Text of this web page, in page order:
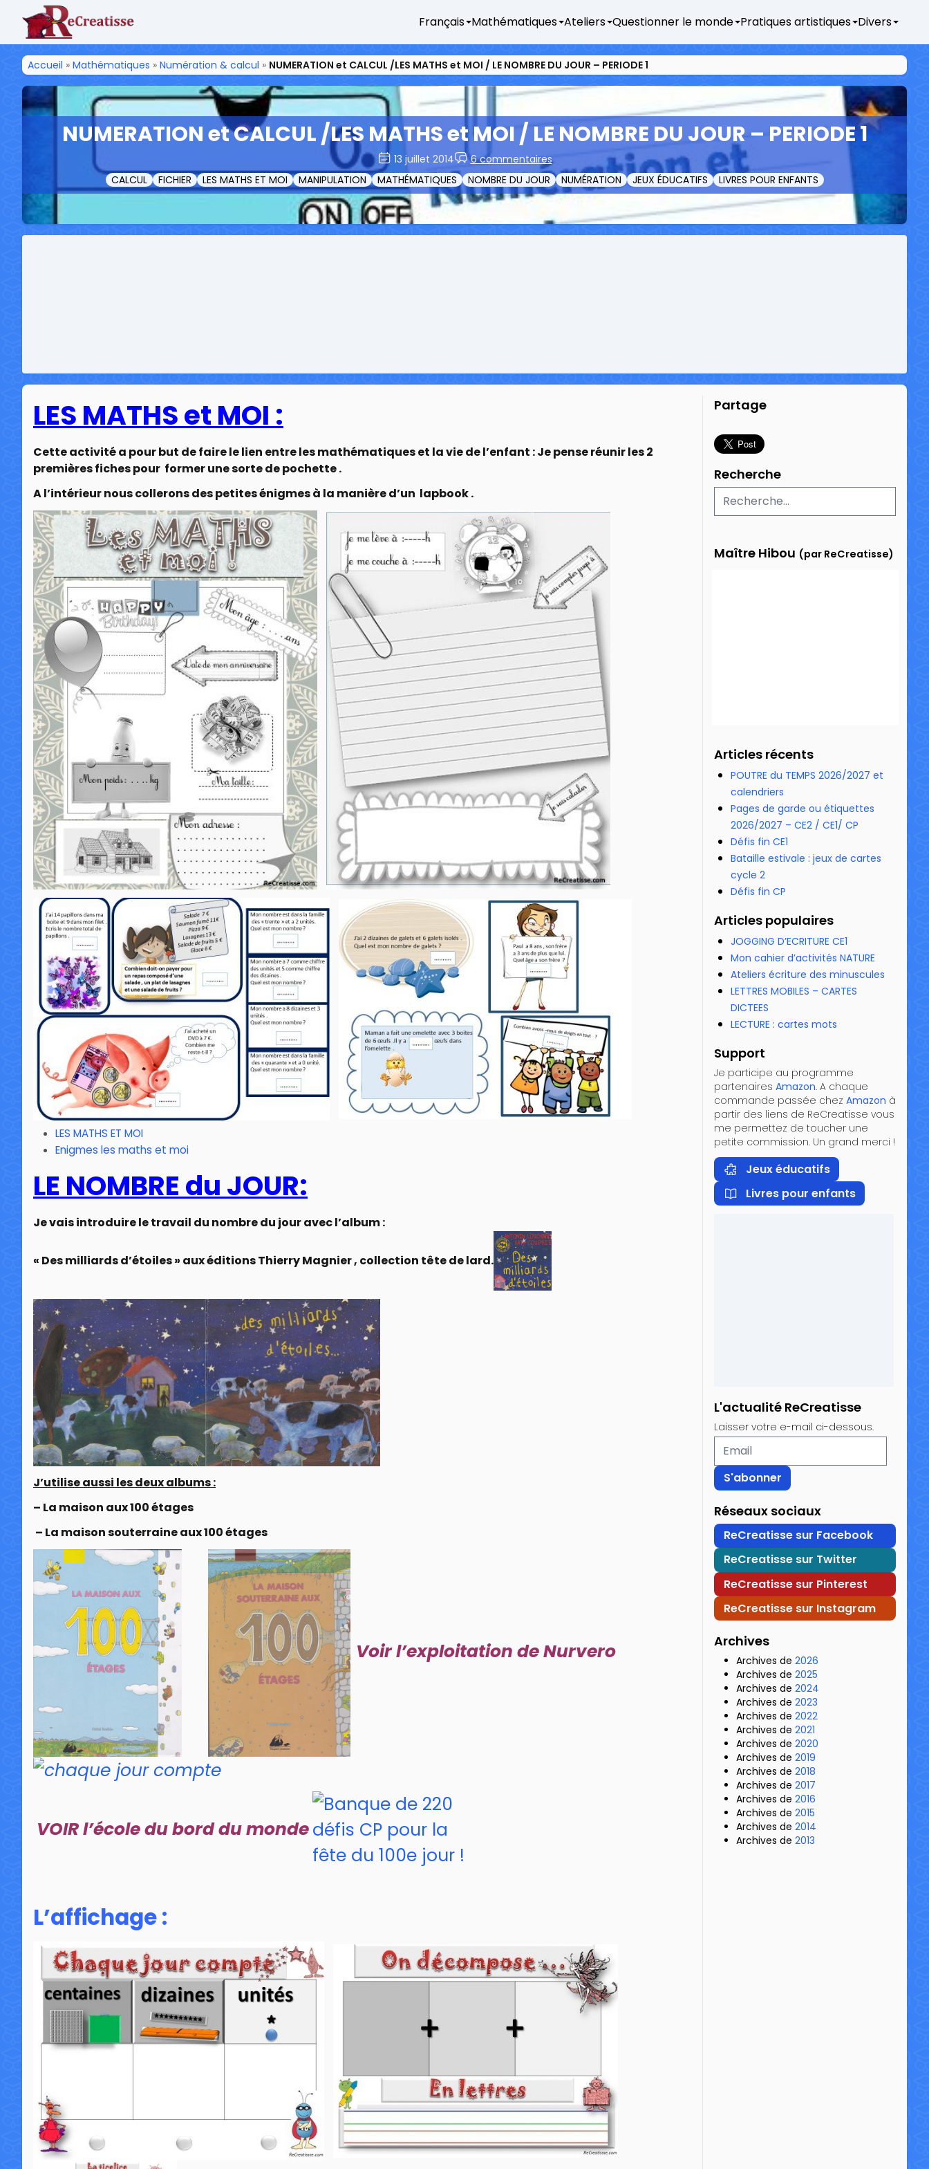
ReCreatisse
Français Mathématiques Ateliers Questionner le monde Pratiques artistiques Divers
Accueil » Mathématiques » Numération & calcul » NUMERATION et CALCUL /LES MATHS et MOI / LE NOMBRE DU JOUR – PERIODE 1
NUMERATION et CALCUL /LES MATHS et MOI / LE NOMBRE DU JOUR – PERIODE 1
13 juillet 2014
6 commentaires
CALCUL
FICHIER LES MATHS ET MOI MANIPULATION MATHÉMATIQUES NOMBRE DU JOUR NUMÉRATION JEUX ÉDUCATIFS LIVRES POUR ENFANTS
LES MATHS et MOI :
Cette activité a pour but de faire le lien entre les mathématiques et la vie de l’enfant : Je pense réunir les 2
premières fiches pour former une sorte de pochette .
A l’intérieur nous collerons des petites énigmes à la manière d’un lapbook .
LES MATHS ET MOI
Enigmes les maths et moi
LE NOMBRE du JOUR:
Je vais introduire le travail du nombre du jour avec l’album :
« Des milliards d’étoiles » aux éditions Thierry Magnier , collection tête de lard.
J’utilise aussi les deux albums :
– La maison aux 100 étages
– La maison souterraine aux 100 étages
Voir l’exploitation de Nurvero
VOIR l’école du bord du monde
L’affichage :
Partage
Recherche
Maître Hibou (par ReCreatisse)
Articles récents
POUTRE du TEMPS 2026/2027 et
calendriers
Pages de garde ou étiquettes
2026/2027 – CE2 / CE1/ CP
Défis fin CE1
Bataille estivale : jeux de cartes
cycle 2
Défis fin CP
Articles populaires
JOGGING D’ECRITURE CE1
Mon cahier d’activités NATURE
Ateliers écriture des minuscules
LETTRES MOBILES – CARTES
DICTEES
LECTURE : cartes mots
Support
Je participe au programme
partenaires Amazon. A chaque
commande passée chez Amazon à
partir des liens de ReCreatisse vous
me permettez de toucher une
petite commission. Un grand merci !
Jeux éducatifs
Livres pour enfants
L'actualité ReCreatisse
Laisser votre e-mail ci-dessous.
Réseaux sociaux
ReCreatisse sur Facebook
ReCreatisse sur Twitter
ReCreatisse sur Pinterest
ReCreatisse sur Instagram
Archives
Archives de 2026
Archives de 2025
Archives de 2024
Archives de 2023
Archives de 2022
Archives de 2021
Archives de 2020
Archives de 2019
Archives de 2018
Archives de 2017
Archives de 2016
Archives de 2015
Archives de 2014
Archives de 2013